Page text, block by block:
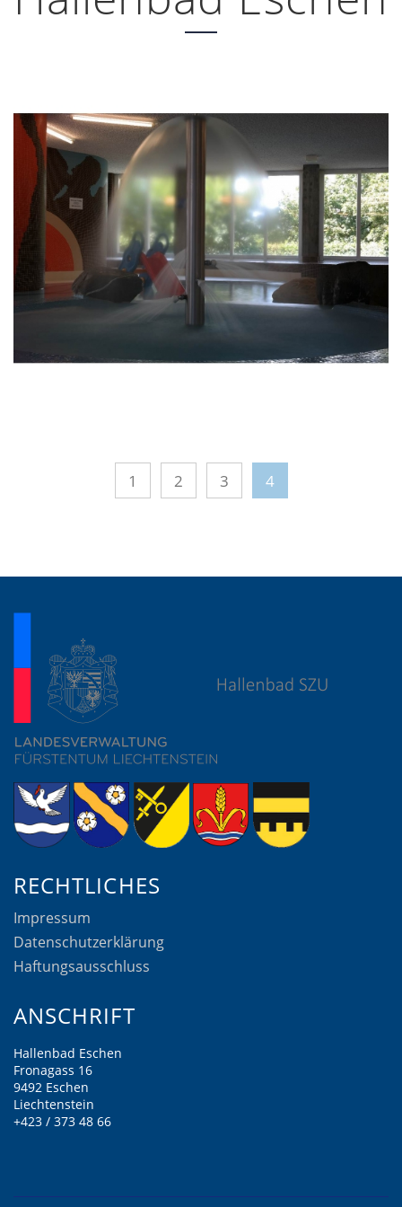
1 2 3 4
RECHTLICHES
Impressum
Datenschutzerklärung
Haftungsausschluss
ANSCHRIFT
Hallenbad Eschen
Fronagass 16
9492 Eschen
Liechtenstein
+423 / 373 48 66